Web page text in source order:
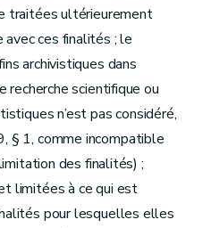
traitées ultérieurement
avec ces finalités ; le
archivistiques dans
recherche scientifique ou
n’est pas considéré,
§ 1, comme incompatible
des finalités) ;
limitées à ce qui est
pour lesquelles elles